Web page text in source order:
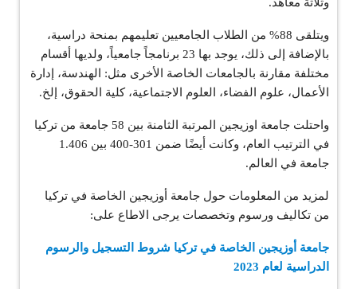
ويتلقى 88% من الطلاب الجامعيين تعليمهم بمنحة دراسية،
بالإضافة إلى ذلك، يوجد بها 23 برنامجاً جامعياً، ولديها أقسام
مختلفة مقارنة بالجامعات الخاصة الأخرى مثل: الهندسة، إدارة
الأعمال، علوم الفضاء، العلوم الاجتماعية، كلية الحقوق، إلخ.
واحتلت جامعة اوزيجين المرتبة الثامنة بين 58 جامعة من تركيا
في الترتيب العام، وكانت أيضًا ضمن 301-400 بين 1.406
جامعة في العالم.
لمزيد من المعلومات حول جامعة أوزيجين الخاصة في تركيا
من تكاليف ورسوم وتخصصات يرجى الاطاع على:
جامعة أوزيجين الخاصة في تركيا شروط التسجيل والرسوم
الدراسية لعام 2023